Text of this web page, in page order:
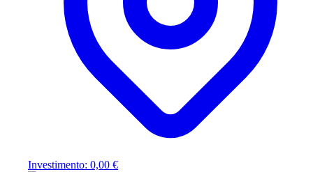
Investimento: 0,00 €